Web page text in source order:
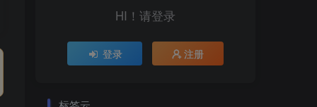
HI！请登录
登录 注册